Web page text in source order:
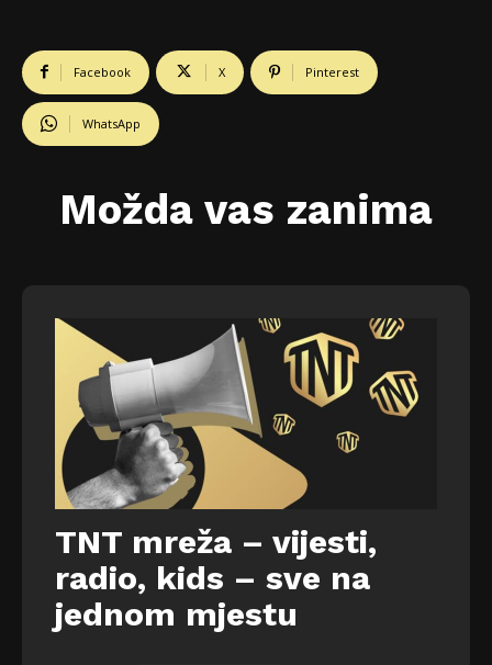
Facebook X Pinterest
WhatsApp
Možda vas zanima
TNT mreža – vijesti,
radio, kids – sve na
jednom mjestu